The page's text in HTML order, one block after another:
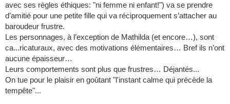
avec ses règles éthiques: "ni femme ni enfant!") va se prendre
d’amitié pour une petite fille qui va réciproquement s’attacher au
baroudeur frustre.
Les personnages, à l’exception de Mathilda (et encore…), sont
ca...ricaturaux, avec des motivations élémentaires… Bref ils n’ont
aucune épaisseur…
Leurs comportements sont plus que frustres… Déjantés...
On tue pour le plaisir en goûtant "l'instant calme qui précède la
tempête"...